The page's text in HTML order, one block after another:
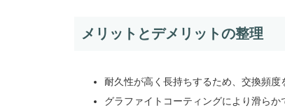
メリットとデメリットの整理
耐久性が高く長持ちするため、交換頻度
グラファイトコーティングにより滑らか